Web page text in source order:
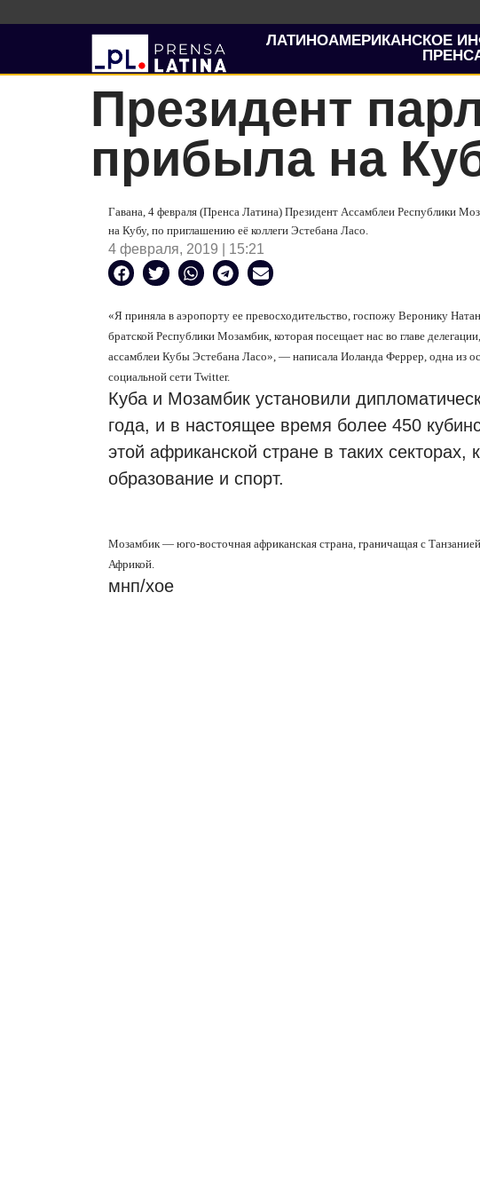
ЛАТИНОАМЕРИКАНСКОЕ
Президент
прибыла на
Гавана, 4 февраля (Пренса Латина) Президент Ассамблеи Республики
на Кубу, по приглашению её коллеги Эстебана Ласо.
4 февраля, 2019 | 15:21
«Я приняла в аэропорту ее превосходительство, госпожу Веронику
братской Республики Мозамбик, которая посещает нас во главе
ассамблеи Кубы Эстебана Ласо», — написала Иоланда Феррер, одна из
социальной сети Twitter.
Куба и Мозамбик установили
года, и в настоящее время более 450
этой африканской стране в таких секторах,
образование и спорт.
Мозамбик — юго-восточная африканская страна, граничащая с
Африкой.
мнп/хое